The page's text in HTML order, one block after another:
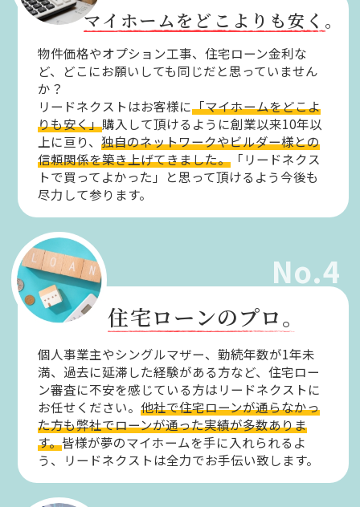
マイホームをどこよりも安く。
物件価格やオプション工事、住宅ローン金利な
ど、どこにお願いしても同じだと思っていません
か？
リードネクストはお客様に「マイホームをどこよ
りも安く」購入して頂けるように創業以来10年以
上に亘り、独自のネットワークやビルダー様との
信頼関係を築き上げてきました。 「リードネクス
トで買ってよかった」と思って頂けるよう今後も
尽力して参ります。
No.4
住宅ローンのプロ。
個人事業主やシングルマザー、勤続年数が1年未
満、過去に延滞した経験がある方など、住宅ロー
ン審査に不安を感じている方はリードネクストに
お任せください。他社で住宅ローンが通らなかっ
た方も弊社でローンが通った実績が多数ありま
す。皆様が夢のマイホームを手に入れられるよ
う、リードネクストは全力でお手伝い致します。